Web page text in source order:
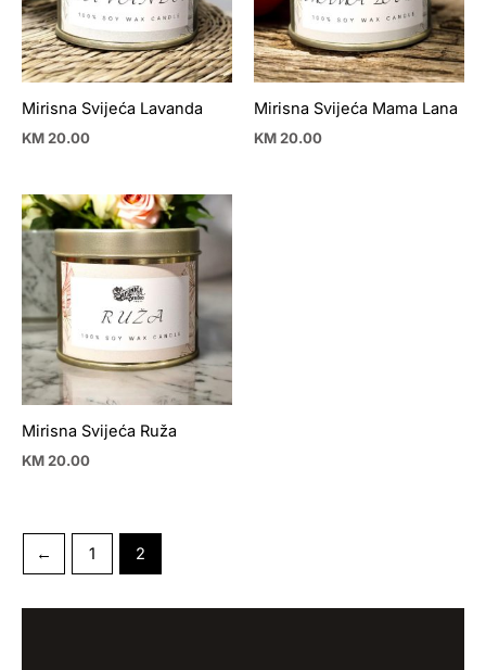
Mirisna Svijeća Lavanda
KM20.00
Mirisna Svijeća Mama Lana
KM20.00
Mirisna Svijeća Ruža
KM20.00
← 1 2